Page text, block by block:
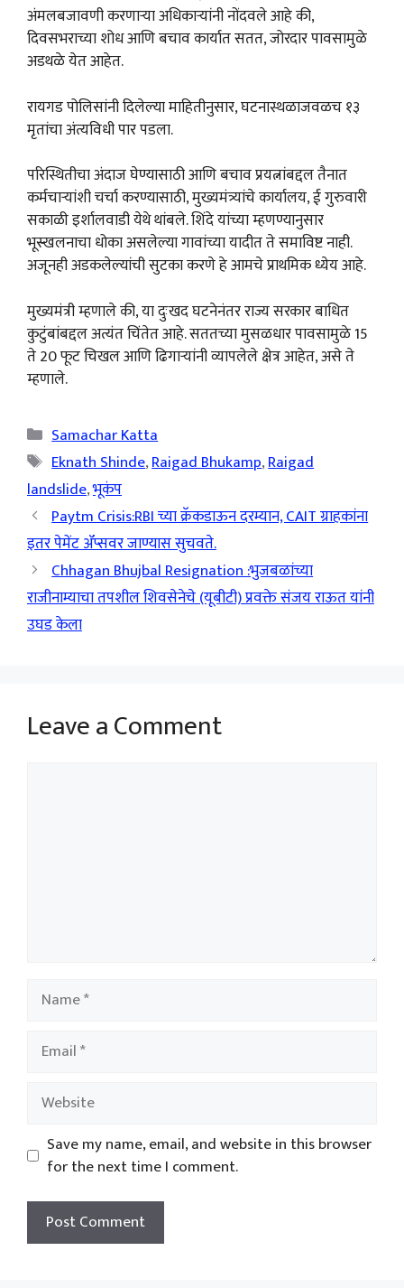
अंमलबजावणी करणाऱ्या अधिकाऱ्यांनी नोंदवले आहे की,
दिवसभराच्या शोध आणि बचाव कार्यात सतत, जोरदार पावसामुळे
अडथळे येत आहेत.
रायगड पोलिसांनी दिलेल्या माहितीनुसार, घटनास्थळाजवळच १३
मृतांचा अंत्यविधी पार पडला.
परिस्थितीचा अंदाज घेण्यासाठी आणि बचाव प्रयत्नांबद्दल तैनात
कर्मचाऱ्यांशी चर्चा करण्यासाठी, मुख्यमंत्र्यांचे कार्यालय, ई गुरुवारी
सकाळी इर्शालवाडी येथे थांबले. शिंदे यांच्या म्हणण्यानुसार
भूस्खलनाचा धोका असलेल्या गावांच्या यादीत ते समाविष्ट नाही.
अजूनही अडकलेल्यांची सुटका करणे हे आमचे प्राथमिक ध्येय आहे.
मुख्यमंत्री म्हणाले की, या दुःखद घटनेनंतर राज्य सरकार बाधित
कुटुंबांबद्दल अत्यंत चिंतेत आहे. सततच्या मुसळधार पावसामुळे 15
ते 20 फूट चिखल आणि ढिगाऱ्यांनी व्यापलेले क्षेत्र आहेत, असे ते
म्हणाले.
Categories
Samachar Katta
Tags
Eknath Shinde,Raigad Bhukamp,Raigad
landslide,भूकंप
Paytm Crisis:RBI च्या क्रॅकडाऊन दरम्यान, CAIT ग्राहकांना
इतर पेमेंट ॲप्सवर जाण्यास सुचवते.
Chhagan Bhujbal Resignation :भुजबळांच्या
राजीनाम्याचा तपशील शिवसेनेचे (यूबीटी) प्रवक्ते संजय राऊत यांनी
उघड केला
Leave a Comment
Name
Email
Website
Save my name, email, and website in this browser
for the next time I comment.